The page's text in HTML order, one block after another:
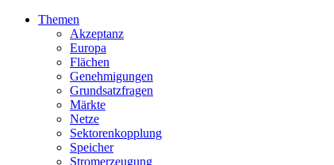
Themen
Akzeptanz
Europa
Flächen
Genehmigungen
Grundsatzfragen
Märkte
Netze
Sektorenkopplung
Speicher
Stromerzeugung